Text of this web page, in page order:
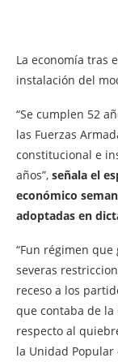
La economía tras
instalación del
“Se cumplen 52
las Fuerzas
constitucional e
años”, señala el
económico
adoptadas en
“Fun régimen
severas
receso a los
que contaba de la
respecto al
la Unidad